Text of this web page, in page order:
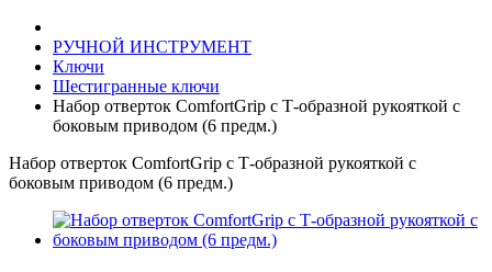
РУЧНОЙ ИНСТРУМЕНТ
Ключи
Шестигранные ключи
Набор отверток ComfortGrip с Т-образной рукояткой с
боковым приводом (6 предм.)
Набор отверток ComfortGrip с Т-образной рукояткой с
боковым приводом (6 предм.)